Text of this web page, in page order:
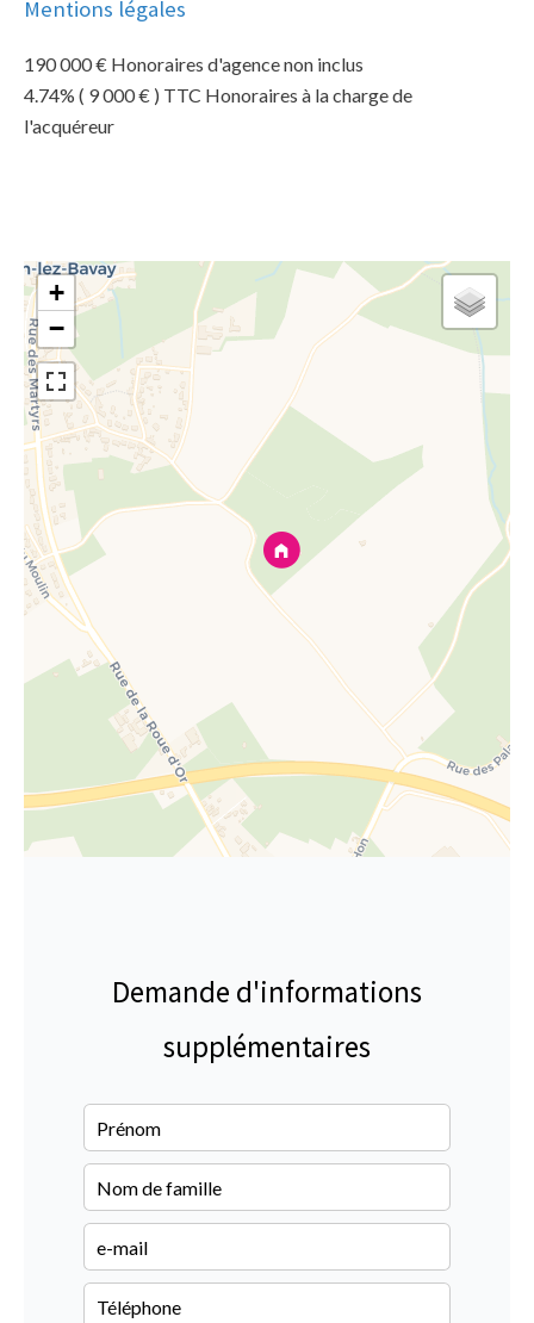
Mentions légales
190 000 € Honoraires d'agence non inclus
4.74% ( 9 000 € ) TTC Honoraires à la charge de
l'acquéreur
+
−
Demande d'informations
supplémentaires